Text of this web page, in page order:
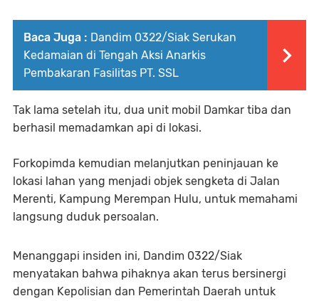
Baca Juga : Dandim 0322/Siak Serukan
Kedamaian di Tengah Aksi Anarkis
Pembakaran Fasilitas PT. SSL
Tak lama setelah itu, dua unit mobil Damkar tiba dan
berhasil memadamkan api di lokasi.
Forkopimda kemudian melanjutkan peninjauan ke
lokasi lahan yang menjadi objek sengketa di Jalan
Merenti, Kampung Merempan Hulu, untuk memahami
langsung duduk persoalan.
Menanggapi insiden ini, Dandim 0322/Siak
menyatakan bahwa pihaknya akan terus bersinergi
dengan Kepolisian dan Pemerintah Daerah untuk